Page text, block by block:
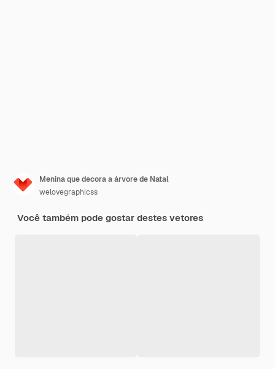
Menina que decora a árvore de Natal
welovegraphicss
Você também pode gostar destes vetores